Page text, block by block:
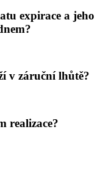
expirace a jeho
v záruční lhůtě?
realizace?